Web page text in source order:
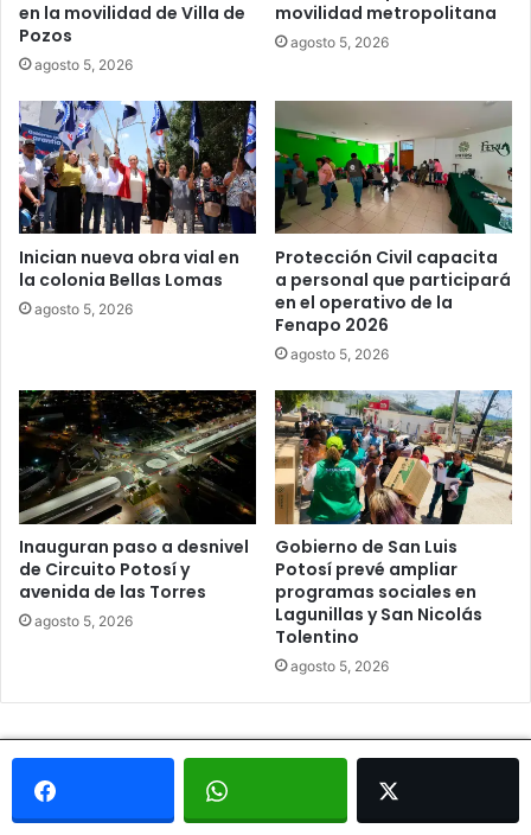
en la movilidad de Villa de
Pozos
agosto 5, 2026
movilidad metropolitana
agosto 5, 2026
Inician nueva obra vial en
la colonia Bellas Lomas
agosto 5, 2026
Protección Civil capacita
a personal que participará
en el operativo de la
Fenapo 2026
agosto 5, 2026
Inauguran paso a desnivel
de Circuito Potosí y
avenida de las Torres
agosto 5, 2026
Gobierno de San Luis
Potosí prevé ampliar
programas sociales en
Lagunillas y San Nicolás
Tolentino
agosto 5, 2026
© Copyright 2026, Todos los derechos reservados - Metrópoli
San Luis 2013 |